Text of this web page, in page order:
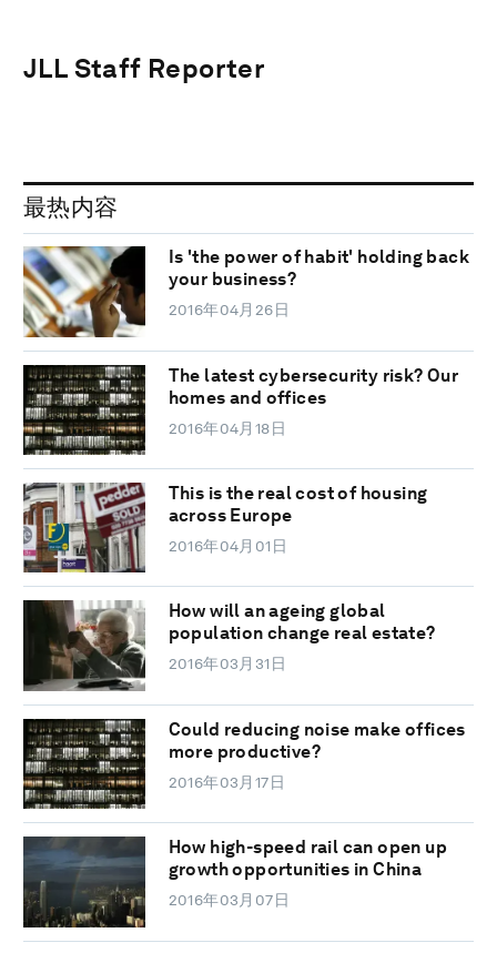
JLL Staff Reporter
最热内容
Is 'the power of habit' holding back
your business?
2016年04月26日
The latest cybersecurity risk? Our
homes and offices
2016年04月18日
This is the real cost of housing
across Europe
2016年04月01日
How will an ageing global
population change real estate?
2016年03月31日
Could reducing noise make offices
more productive?
2016年03月17日
How high-speed rail can open up
growth opportunities in China
2016年03月07日